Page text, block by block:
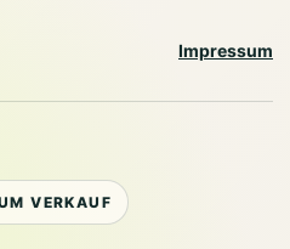
Impressum
VERKAUF